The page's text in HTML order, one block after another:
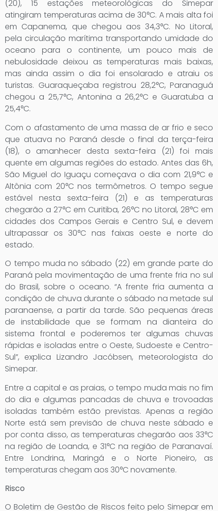
(20), 15 estações meteorológicas do Simepar
atingiram temperaturas acima de 30°C. A mais alta foi
em Capanema, que chegou aos 34,3°C. No Litoral,
pela circulação marítima transportando umidade do
oceano para o continente, um pouco mais de
nebulosidade deixou as temperaturas mais baixas,
mas ainda assim o dia foi ensolarado e atraiu os
turistas. Guaraqueçaba registrou 28,2°C, Paranaguá
chegou a 25,7°C, Antonina a 26,2°C e Guaratuba a
25,4°C.
Com o afastamento de uma massa de ar frio e seco
que atuava no Paraná desde o final da terça-feira
(18), o amanhecer desta sexta-feira (21) foi mais
quente em algumas regiões do estado. Antes das 6h,
São Miguel do Iguaçu começava o dia com 21,9°C e
Altônia com 20°C nos termômetros. O tempo segue
estável nesta sexta-feira (21) e as temperaturas
chegarão a 27°C em Curitiba, 26°C no Litoral, 28°C em
cidades dos Campos Gerais e Centro Sul, e devem
ultrapassar os 30°C nas faixas oeste e norte do
estado.
O tempo muda no sábado (22) em grande parte do
Paraná pela movimentação de uma frente fria no sul
do Brasil, sobre o oceano. “A frente fria aumenta a
condição de chuva durante o sábado na metade sul
paranaense, a partir da tarde. São pequenas áreas
de instabilidade que se formam na dianteira do
sistema frontal e poderemos ter algumas chuvas
rápidas e isoladas entre o Oeste, Sudoeste e Centro-
Sul”, explica Lizandro Jacóbsen, meteorologista do
Simepar.
Entre a capital e as praias, o tempo muda mais no fim
do dia e algumas pancadas de chuva e trovoadas
isoladas também estão previstas. Apenas a região
Norte está sem previsão de chuva neste sábado e
por conta disso, as temperaturas chegarão aos 33°C
na região de Loanda, e 31°C na região de Paranavaí.
Entre Londrina, Maringá e o Norte Pioneiro, as
temperaturas chegam aos 30°C novamente.
Risco
O Boletim de Gestão de Riscos feito pelo Simepar em